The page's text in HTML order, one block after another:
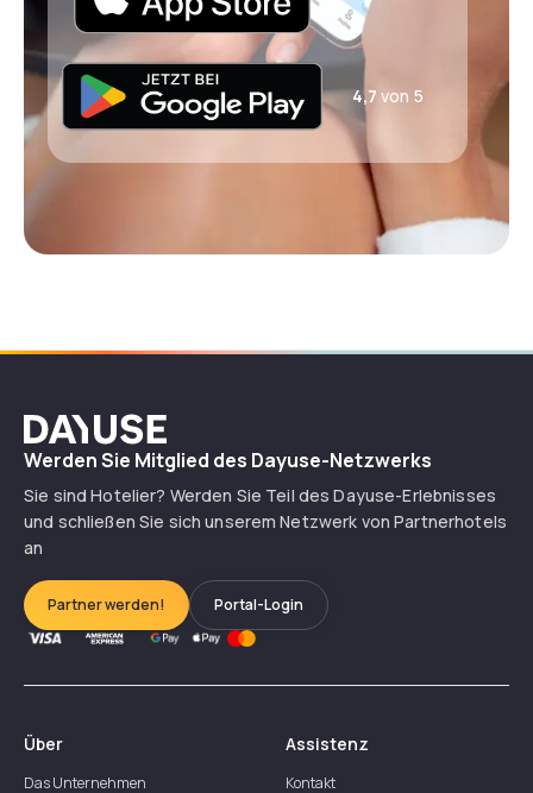
4,7 von 5
Dayuse
Werden Sie Mitglied des Dayuse-Netzwerks
Sie sind Hotelier? Werden Sie Teil des Dayuse-Erlebnisses
und schließen Sie sich unserem Netzwerk von Partnerhotels
an
Partner werden! Portal-Login
Über
Das Unternehmen
Assistenz
Kontakt